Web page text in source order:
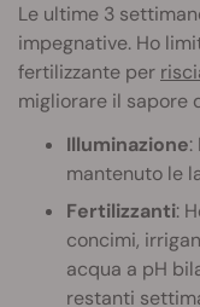
Le ultime 3
impegnative. Ho
fertilizzante per
migliorare il sapore
Illuminazione:
mantenuto le
Fertilizzanti:
concimi,
acqua a pH
restanti